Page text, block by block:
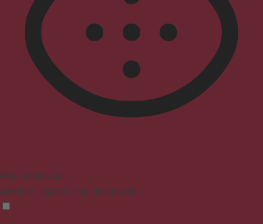
Mode malvoyant
Améliore l'aspect visuel du site web